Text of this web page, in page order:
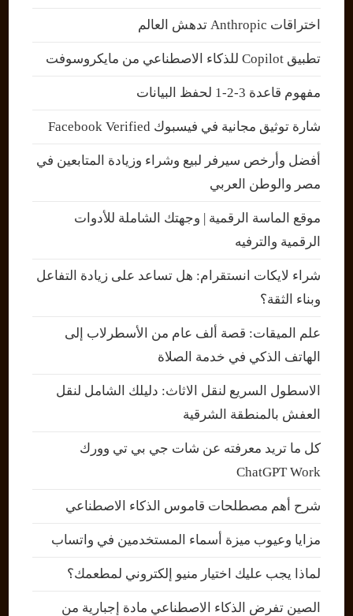
اختراقات Anthropic تدهش العالم
تطبيق Copilot للذكاء الاصطناعي من مايكروسوفت
مفهوم قاعدة 3-2-1 لحفظ البيانات
شارة توثيق مجانية في فيسبوك Facebook Verified
أفضل وأرخص سيرفر لبيع وشراء وزيادة المتابعين في
مصر والوطن العربي
موقع الماسة الرقمية | وجهتك الشاملة للأدوات
الرقمية والترفيه
شراء لايكات انستقرام: هل تساعد على زيادة التفاعل
وبناء الثقة؟
علم الميقات: قصة ألف عام من الأسطرلاب إلى
الهاتف الذكي في خدمة الصلاة
الاسطول السريع لنقل الاثاث: دليلك الشامل لنقل
العفش بالمنطقة الشرقية
كل ما تريد معرفته عن شات جي بي تي وورك
ChatGPT Work
شرح أهم مصطلحات قاموس الذكاء الاصطناعي
مزايا وعيوب ميزة أسماء المستخدمين في واتساب
لماذا يجب عليك اختيار منيو إلكتروني لمطعمك؟
الصين تفرض الذكاء الاصطناعي مادة إجبارية من